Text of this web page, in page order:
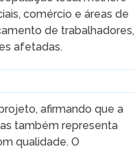
comércio e áreas de
de trabalhadores,
afetadas.
afirmando que a
também representa
qualidade. O